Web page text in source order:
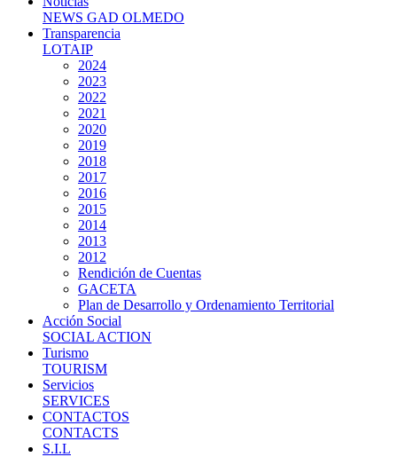
NEWS GAD OLMEDO
Transparencia
LOTAIP
2024
2023
2022
2021
2020
2019
2018
2017
2016
2015
2014
2013
2012
Rendición de Cuentas
GACETA
Plan de Desarrollo y Ordenamiento Territorial
Acción Social
SOCIAL ACTION
Turismo
TOURISM
Servicios
SERVICES
CONTACTOS
CONTACTS
S.I.L